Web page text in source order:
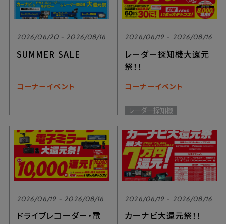
2026/06/20 - 2026/08/16
SUMMER SALE
コーナーイベント
2026/06/19 - 2026/08/16
レーダー探知機大還元
祭！！
コーナーイベント
レーダー探知機
2026/06/19 - 2026/08/16
ドライブレコーダー・電
2026/06/19 - 2026/08/16
カーナビ大還元祭！！